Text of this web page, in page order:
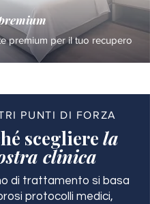
premium per il tuo recupero
PUNTI DI FORZA
scegliere la
clinica
di trattamento si basa
protocolli medici,